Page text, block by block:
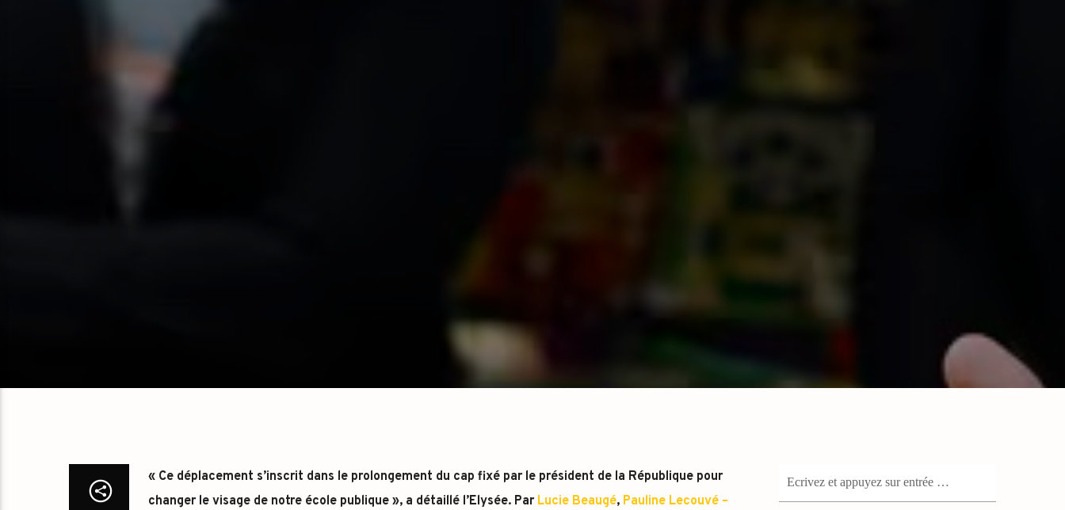
« Ce déplacement s’inscrit dans le prolongement du cap fixé par le président de la République pour
changer le visage de notre école publique », a détaillé l’Elysée. Par Lucie Beaugé, Pauline Lecouvé –